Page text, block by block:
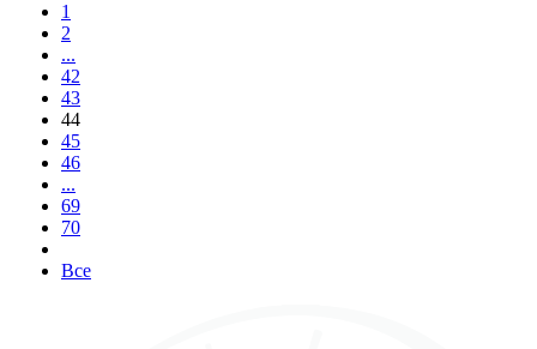
1
2
...
42
43
44
45
46
...
69
70
Все